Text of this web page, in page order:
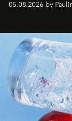
05.08.2026 by